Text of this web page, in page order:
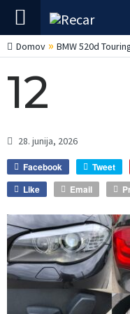
Domov » BMW 520d
12
28. junija, 2026
Facebook Tweet
Like
Email